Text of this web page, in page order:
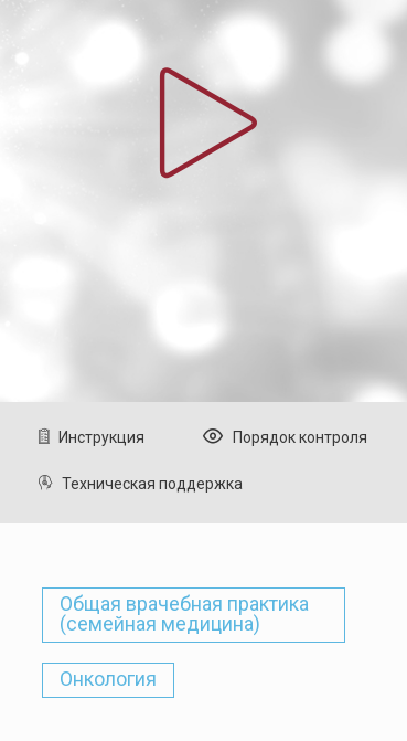
Инструкция Порядок контроля
Техническая поддержка
Общая врачебная практика
(семейная медицина)
Онкология